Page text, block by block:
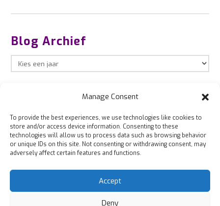
Manage Consent
To provide the best experiences, we use technologies like cookies to
store and/or access device information. Consenting to these
technologies will allow us to process data such as browsing behavior
or unique IDs on this site. Not consenting or withdrawing consent, may
adversely affect certain features and functions.
Accept
Deny
Blog Archief
© 2003 - 2026 Aschwin van Loon